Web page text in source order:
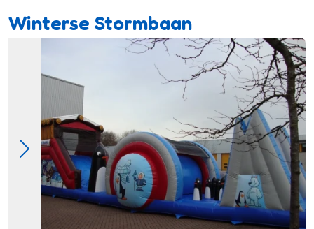
Winterse Stormbaan